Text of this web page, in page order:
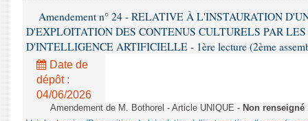
Amendement n° 24 - RELATIVE À L'INSTAURATION
D'EXPLOITATION DES CONTENUS CULTURELS PAR LES
D'INTELLIGENCE ARTIFICIELLE - 1ère lecture (2ème
Date de
dépôt :
04/06/2026
Amendement de M. Bothorel - Article UNIQUE - Non renseigné